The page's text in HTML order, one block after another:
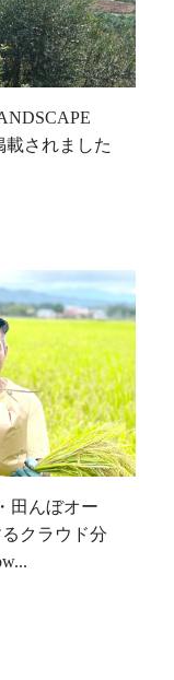
載されました
田んぼオー
クラウド分